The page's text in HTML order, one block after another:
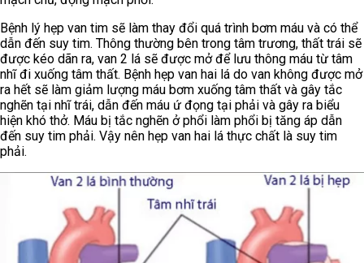
Bệnh lý hẹp van tim sẽ làm thay đổi quá trình bơm máu và có thể
dẫn đến suy tim. Thông thường bên trong tâm trương, thất trái sẽ
được kéo dãn ra, van 2 lá sẽ được mở để lưu thông máu từ tâm
nhĩ đi xuống tâm thất. Bệnh hẹp van hai lá do van không được mở
ra hết sẽ làm giảm lượng máu bơm xuống tâm thất và gây tắc
nghẽn tại nhĩ trái, dẫn đến máu ứ đọng tại phải và gây ra biểu
hiện khó thở. Máu bị tắc nghẽn ở phổi làm phổi bị tăng áp dẫn
đến suy tim phải. Vậy nên hẹp van hai lá thực chất là suy tim
phải.